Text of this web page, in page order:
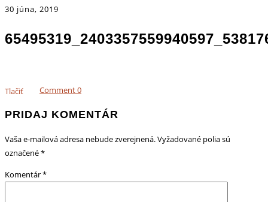
30 júna, 2019
Tlačiť Comment0
PRIDAJ KOMENTÁR
Vaša e-mailová adresa nebude zverejnená.Vyžadované polia sú
označené*
Komentár*